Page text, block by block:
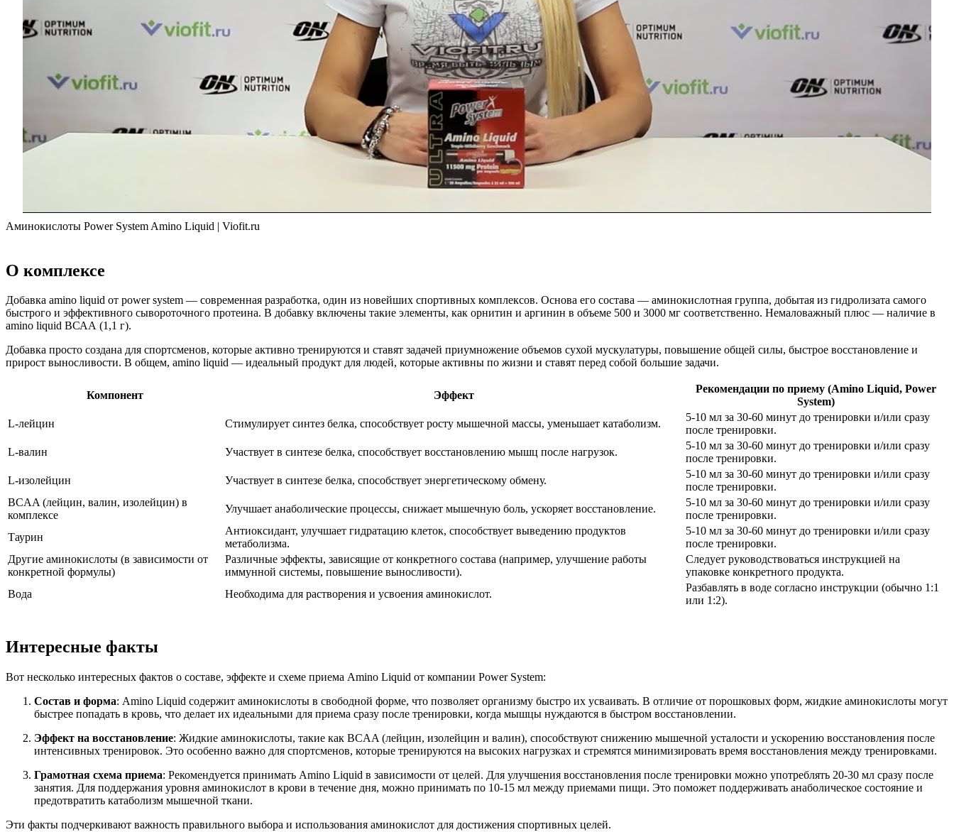
Аминокислоты Power System Amino Liquid | Viofit.ru
О комплексе
Добавка amino liquid от power system — современная разработка, один из новейших спортивных комплексов. Основа его состава — аминокислотная группа, добытая из гидролизата самого
быстрого и эффективного сывороточного протеина. В добавку включены такие элементы, как орнитин и аргинин в объеме 500 и 3000 мг соответственно. Немаловажный плюс — наличие в
amino liquid ВСАА (1,1 г).
Добавка просто создана для спортсменов, которые активно тренируются и ставят задачей приумножение объемов сухой мускулатуры, повышение общей силы, быстрое восстановление и
прирост выносливости. В общем, amino liquid — идеальный продукт для людей, которые активны по жизни и ставят перед собой большие задачи.
Компонент Эффект
Рекомендации по приему (Amino Liquid, Power
System)
L-лейцин
Стимулирует синтез белка, способствует росту мышечной массы, уменьшает катаболизм.
5-10 мл за 30-60 минут до тренировки и/или сразу
после тренировки.
L-валин
Участвует в синтезе белка, способствует восстановлению мышц после нагрузок.
5-10 мл за 30-60 минут до тренировки и/или сразу
после тренировки.
L-изолейцин
Участвует в синтезе белка, способствует энергетическому обмену.
5-10 мл за 30-60 минут до тренировки и/или сразу
после тренировки.
BCAA (лейцин, валин, изолейцин) в
комплексе
Улучшает анаболические процессы, снижает мышечную боль, ускоряет восстановление.
5-10 мл за 30-60 минут до тренировки и/или сразу
после тренировки.
Таурин
Антиоксидант, улучшает гидратацию клеток, способствует выведению продуктов
метаболизма.
5-10 мл за 30-60 минут до тренировки и/или сразу
после тренировки.
Другие аминокислоты (в зависимости от
конкретной формулы)
Различные эффекты, зависящие от конкретного состава (например, улучшение работы
иммунной системы, повышение выносливости).
Следует руководствоваться инструкцией на
упаковке конкретного продукта.
Вода
Необходима для растворения и усвоения аминокислот.
Разбавлять в воде согласно инструкции (обычно 1:1
или 1:2).
Интересные факты
Вот несколько интересных фактов о составе, эффекте и схеме приема Amino Liquid от компании Power System:
Состав и форма: Amino Liquid содержит аминокислоты в свободной форме, что позволяет организму быстро их усваивать. В отличие от порошковых форм, жидкие аминокислоты могут
быстрее попадать в кровь, что делает их идеальными для приема сразу после тренировки, когда мышцы нуждаются в быстром восстановлении.
Эффект на восстановление: Жидкие аминокислоты, такие как BCAA (лейцин, изолейцин и валин), способствуют снижению мышечной усталости и ускорению восстановления после
интенсивных тренировок. Это особенно важно для спортсменов, которые тренируются на высоких нагрузках и стремятся минимизировать время восстановления между тренировками.
Грамотная схема приема: Рекомендуется принимать Amino Liquid в зависимости от целей. Для улучшения восстановления после тренировки можно употреблять 20-30 мл сразу после
занятия. Для поддержания уровня аминокислот в крови в течение дня, можно принимать по 10-15 мл между приемами пищи. Это поможет поддерживать анаболическое состояние и
предотвратить катаболизм мышечной ткани.
Эти факты подчеркивают важность правильного выбора и использования аминокислот для достижения спортивных целей.